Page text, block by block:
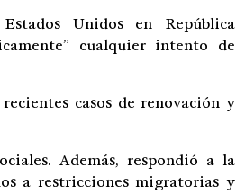
Unidos en República
cualquier intento de
casos de renovación y
Además, respondió a la
a restricciones migratorias y